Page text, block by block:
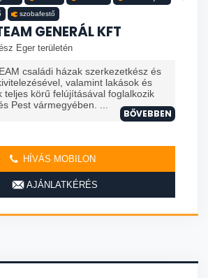
szobafestő
GENERÁL KFT
Eger területén
családi házak szerkezetkész és
valamint lakások és
teljes körű felújításával foglalkozik
Pest vármegyében. ...
BŐVEBBEN
HÍVÁS MOBILON
AJÁNLATKÉRÉS